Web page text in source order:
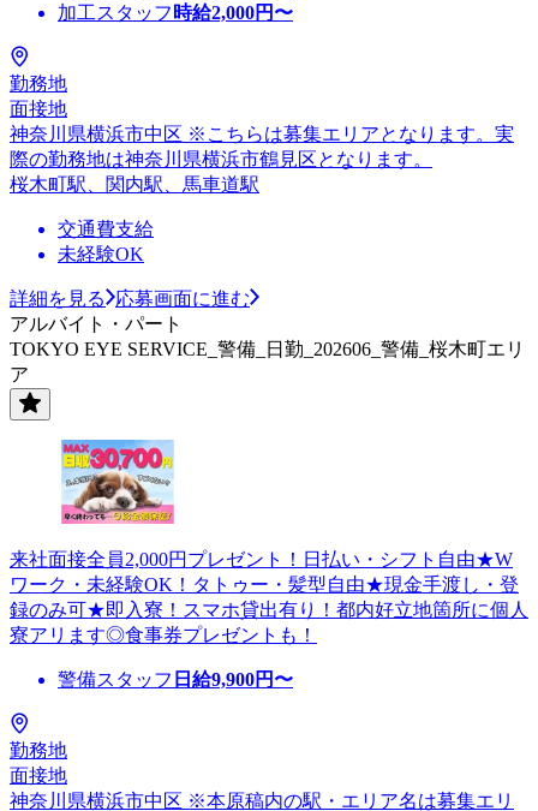
加工スタッフ 時給2,000円〜
勤務地
面接地
神奈川県横浜市中区 ※こちらは募集エリアとなります。実
際の勤務地は神奈川県横浜市鶴見区となります。
桜木町駅、関内駅、馬車道駅
交通費支給
未経験OK
詳細を見る
応募画面に進む
アルバイト・パート
TOKYO EYE SERVICE_警備_日勤_202606_警備_桜木町エリ
ア
来社面接全員2,000円プレゼント！日払い・シフト自由★W
ワーク・未経験OK！タトゥー・髪型自由★現金手渡し・登
録のみ可★即入寮！スマホ貸出有り！都内好立地箇所に個人
寮アリます◎食事券プレゼントも！
警備スタッフ 日給9,900円〜
勤務地
面接地
神奈川県横浜市中区 ※本原稿内の駅・エリア名は募集エリ